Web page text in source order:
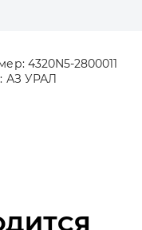
4320N5-2800011
АЗ УРАЛ